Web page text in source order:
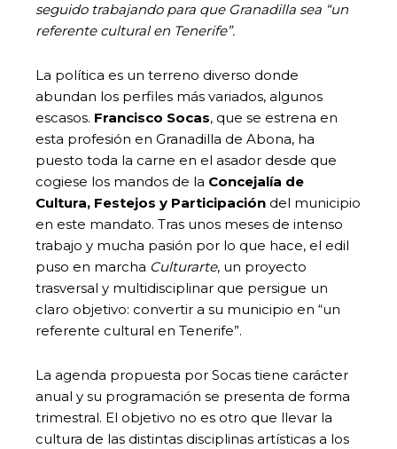
seguido trabajando para que Granadilla sea “un
referente cultural en Tenerife”.
La política es un terreno diverso donde
abundan los perfiles más variados, algunos
escasos. Francisco Socas, que se estrena en
esta profesión en Granadilla de Abona, ha
puesto toda la carne en el asador desde que
cogiese los mandos de la Concejalía de
Cultura, Festejos y Participación del municipio
en este mandato. Tras unos meses de intenso
trabajo y mucha pasión por lo que hace, el edil
puso en marcha Culturarte, un proyecto
trasversal y multidisciplinar que persigue un
claro objetivo: convertir a su municipio en “un
referente cultural en Tenerife”.
La agenda propuesta por Socas tiene carácter
anual y su programación se presenta de forma
trimestral. El objetivo no es otro que llevar la
cultura de las distintas disciplinas artísticas a los